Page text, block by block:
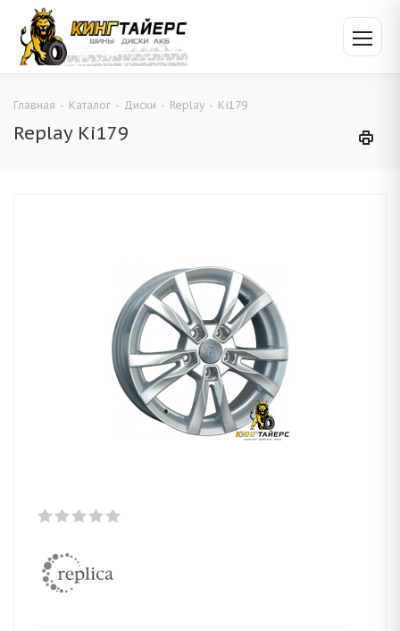
Главная - Каталог - Диски - Replay - Ki179
Replay Ki179